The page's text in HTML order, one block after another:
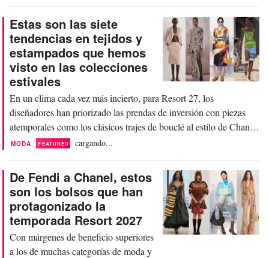
universitario, ejecutando su
característico estilo de sastrería en
vivos tejidos de madrás, seersucker de
nailon técnico y lanas con estampados
gráficos...
Estas son las siete
tendencias en tejidos y
estampados que hemos
visto en las colecciones
estivales
En un clima cada vez más incierto, para Resort 27, los
diseñadores han priorizado las prendas de inversión con piezas
atemporales como los clásicos trajes de bouclé al estilo de Chanel.
Aparte de algunos jerséis de aire juvenil y divertido, las
MODA FEATURED cargando...
De Fendi a Chanel, estos
son los bolsos que han
protagonizado la
temporada Resort 2027
Con márgenes de beneficio superiores
a los de muchas categorías de moda y